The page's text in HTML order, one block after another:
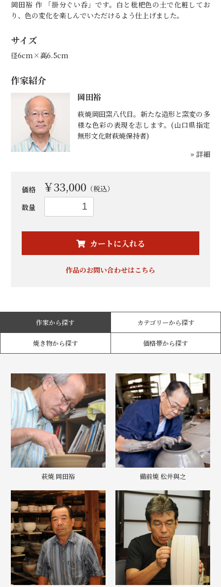
岡田裕 作 「掛分ぐい呑」です。白と枇杷色の土で化粧してお
り、色の変化を楽しんでいただけるよう仕上げました。
サイズ
径6cm×高6.5cm
作家紹介
岡田裕
萩焼岡田窯八代目。新たな造形と窯変の多
様な色彩の表現を志します。(山口県指定
無形文化財萩焼保持者)
» 詳細
価格 ￥33,000 （税込）
数量
カートに入れる
お買い物を続ける カートへ進む
作品のお問い合わせはこちら
作家から探す カテゴリーから探す
焼き物から探す 価格帯から探す
萩焼 岡田裕 備前焼 松井與之